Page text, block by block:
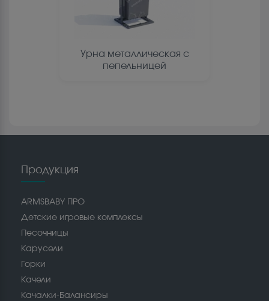
Урна металлическая с
пепельницей
Продукция
ARMSBABY ПРО
Детские игровые комплексы
Песочницы
Карусели
Горки
Качели
Качалки-Балансиры